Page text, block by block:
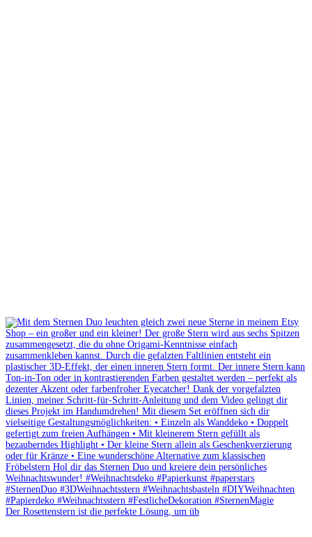
Der Rosettenstern ist die perfekte Lösung, um üb